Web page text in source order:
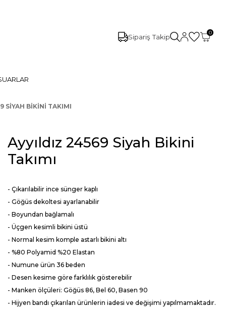
Sipariş Takip
0
SIYAH BIKINI TAKIMI
Ayyıldız 24569 Siyah Bikini
Takımı
- Çıkarılabilir ince sünger kaplı
- Göğüs dekoltesi ayarlanabilir
- Boyundan bağlamalı
- Üçgen kesimli bikini üstü
- Normal kesim komple astarlı bikini altı
- %80 Polyamid %20 Elastan
- Numune ürün 36 beden
- Desen kesime göre farklılık gösterebilir
- Manken ölçüleri: Göğüs 86, Bel 60, Basen 90
- Hijyen bandı çıkarılan ürünlerin iadesi ve değişimi yapılmamaktadır.